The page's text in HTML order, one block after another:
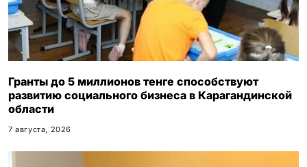
Гранты до 5 миллионов тенге способствуют
развитию социального бизнеса в Карагандинской
области
7 августа, 2026